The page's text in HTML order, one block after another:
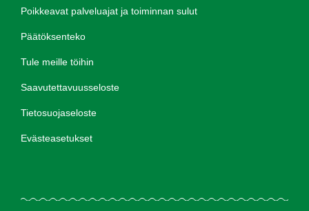
Poikkeavat palveluajat ja toiminnan sulut
Päätöksenteko
Tule meille töihin
Saavutettavuusseloste
Tietosuojaseloste
Evästeasetukset